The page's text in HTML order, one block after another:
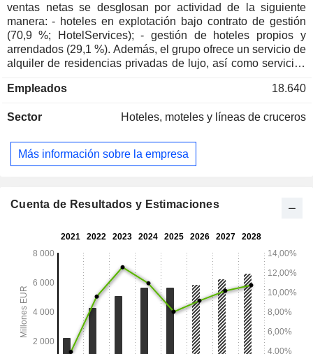
ventas netas se desglosan por actividad de la siguiente
manera: - hoteles en explotación bajo contrato de gestión
(70,9 %; HotelServices); - gestión de hoteles propios y
arrendados (29,1 %). Además, el grupo ofrece un servicio de
alquiler de residencias privadas de lujo, así como servicios
conserjería, etc. A finales de 2025, el grupo opera una red
de alta gama (Raffles, Fairmont, Sofitel, Pullman, MGallery,
hoteles de gama media (Novotel, Novotel Suites, Mercure,
adagio, Mama Shelter y Tribe) y hoteles económicos (ibis,
Empleados 18.640
Sector Hoteles, moteles y líneas de cruceros
Más información sobre la empresa
Cuenta de Resultados y Estimaciones